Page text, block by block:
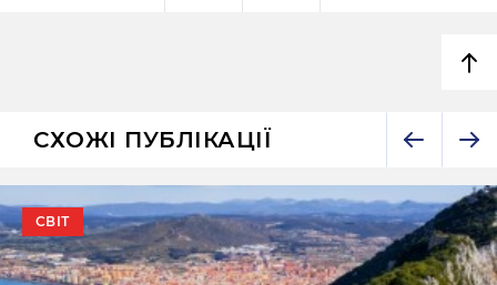
СХОЖІ ПУБЛІКАЦІЇ
СВІТ